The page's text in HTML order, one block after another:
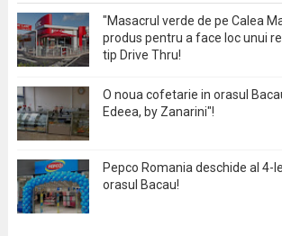
"Masacrul verde de pe Calea
produs pentru a face loc unui
tip Drive Thru!
O noua cofetarie in orasul
Edeea, by Zanarini"!
Pepco Romania deschide al 4-
orasul Bacau!